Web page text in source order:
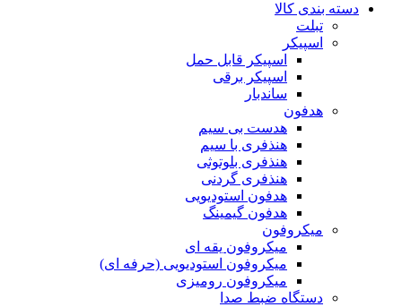
دسته بندی کالا
تبلت
اسپیکر
اسپیکر قابل حمل
اسپیکر برقی
ساندبار
هدفون
هدست بی سیم
هنذفری با سیم
هنذفری بلوتوثی
هنذفری گردنی
هدفون استودیویی
هدفون گیمینگ
میکروفون
میکروفون یقه ای
میکروفون استودیویی (حرفه ای)
میکروفون رومیزی
دستگاه ضبط صدا